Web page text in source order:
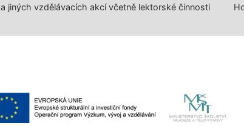
a jiných vzdělávacích akcí včetně lektorské činnosti